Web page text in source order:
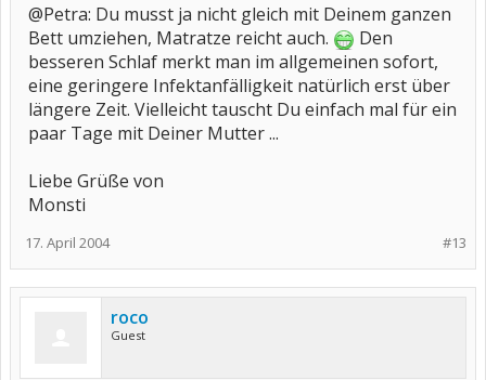
@Petra: Du musst ja nicht gleich mit Deinem ganzen
Bett umziehen, Matratze reicht auch.
Den
besseren Schlaf merkt man im allgemeinen sofort,
eine geringere Infektanfälligkeit natürlich erst über
längere Zeit. Vielleicht tauscht Du einfach mal für ein
paar Tage mit Deiner Mutter ...
Liebe Grüße von
Monsti
#13
17. April 2004
roco
Guest